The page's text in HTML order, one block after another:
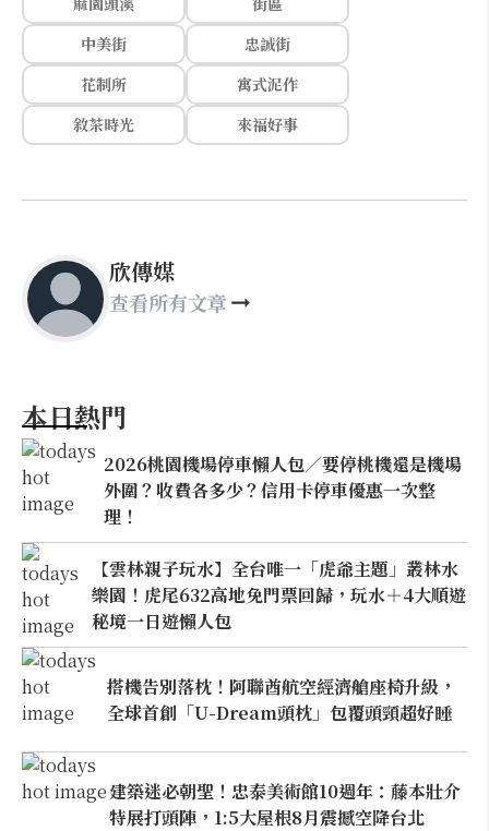
中美街
忠誠街
花制所
寓式泥作
敘茶時光
來福好事
欣傳媒
查看所有文章
本日熱門
2026桃園機場停車懶人包／要停桃機還是機場
外圍？收費各多少？信用卡停車優惠一次整
理！
【雲林親子玩水】全台唯一「虎爺主題」叢林水
樂園！虎尾632高地免門票回歸，玩水＋4大順遊
秘境一日遊懶人包
搭機告別落枕！阿聯酋航空經濟艙座椅升級，
全球首創「U-Dream頭枕」包覆頭頸超好睡
建築迷必朝聖！忠泰美術館10週年：藤本壯介
特展打頭陣，1:5大屋根8月震撼空降台北